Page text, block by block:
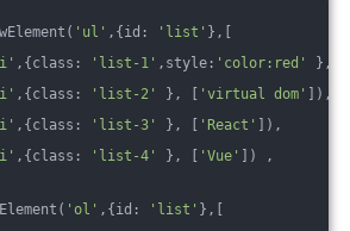
'ul' ,{id: 'list' },[
,{class: 'list-1' ,style: 'color:red' }, [
,{class: 'list-2' }, [ 'virtual dom'
]),
,{class: 'list-3' }, [ 'React'
]),
,{class: 'list-4' }, [ 'Vue'
]) ,
'ol' ,{id: 'list' },[